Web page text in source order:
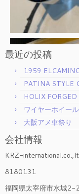
最近の投稿
1959
PATINA STYLE
HOLIX
ワイヤーホイー
大阪アメ車祭り
会社情報
KRZ-
8180131
福岡県太宰府市水城